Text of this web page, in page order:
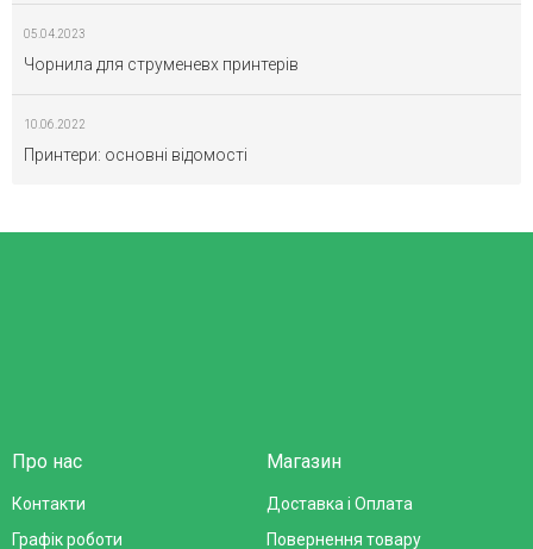
05.04.2023
Чорнила для струменевх принтерів
10.06.2022
Принтери: основні відомості
Про нас
Контакти
Графік роботи
Магазин
Доставка і Оплата
Повернення товару